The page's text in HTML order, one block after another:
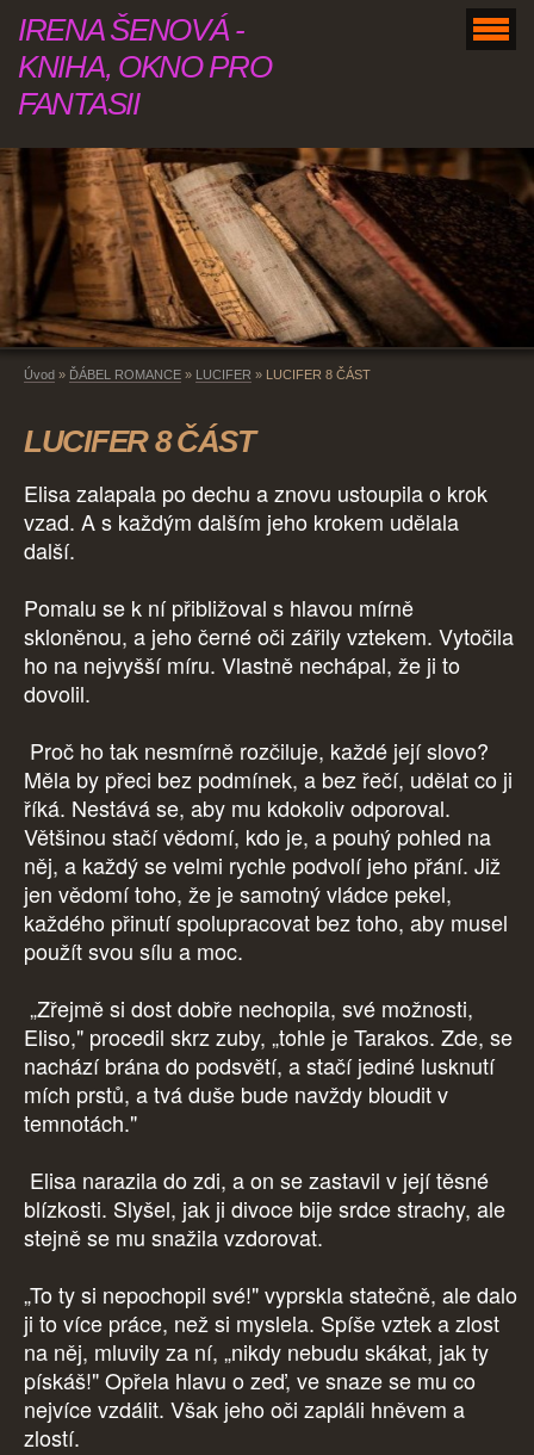
IRENA ŠENOVÁ -
KNIHA, OKNO PRO
FANTASII
Úvod » ĎÁBEL ROMANCE » LUCIFER » LUCIFER 8 ČÁST
LUCIFER 8 ČÁST
Elisa zalapala po dechu a znovu ustoupila o krok
vzad. A s každým dalším jeho krokem udělala
další.
Pomalu se k ní přibližoval s hlavou mírně
skloněnou, a jeho černé oči zářily vztekem. Vytočila
ho na nejvyšší míru. Vlastně nechápal, že ji to
dovolil.
Proč ho tak nesmírně rozčiluje, každé její slovo?
Měla by přeci bez podmínek, a bez řečí, udělat co ji
říká. Nestává se, aby mu kdokoliv odporoval.
Většinou stačí vědomí, kdo je, a pouhý pohled na
něj, a každý se velmi rychle podvolí jeho přání. Již
jen vědomí toho, že je samotný vládce pekel,
každého přinutí spolupracovat bez toho, aby musel
použít svou sílu a moc.
„Zřejmě si dost dobře nechopila, své možnosti,
Eliso," procedil skrz zuby, „tohle je Tarakos. Zde, se
nachází brána do podsvětí, a stačí jediné lusknutí
mích prstů, a tvá duše bude navždy bloudit v
temnotách."
Elisa narazila do zdi, a on se zastavil v její těsné
blízkosti. Slyšel, jak ji divoce bije srdce strachy, ale
stejně se mu snažila vzdorovat.
„To ty si nepochopil své!" vyprskla statečně, ale dalo
ji to více práce, než si myslela. Spíše vztek a zlost
na něj, mluvily za ní, „nikdy nebudu skákat, jak ty
pískáš!" Opřela hlavu o zeď, ve snaze se mu co
nejvíce vzdálit. Však jeho oči zapláli hněvem a
zlostí.